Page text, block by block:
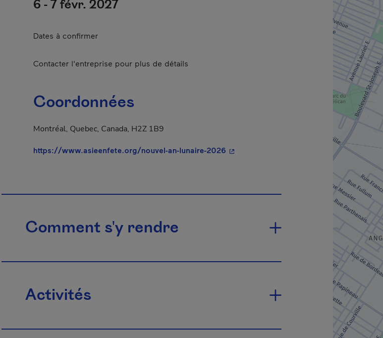
6 - 7 févr. 2027
Dates à confirmer
Contacter l'entreprise pour plus de détails
Coordonnées
Montréal, Quebec, Canada, H2Z 1B9
https://www.asieenfete.org/nouvel-an-lunaire-2026- Cet hyperlien s'ouvrira dans une
Comment s'y rendre
Activités